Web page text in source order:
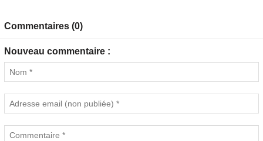
Commentaires (0)
Nouveau commentaire :